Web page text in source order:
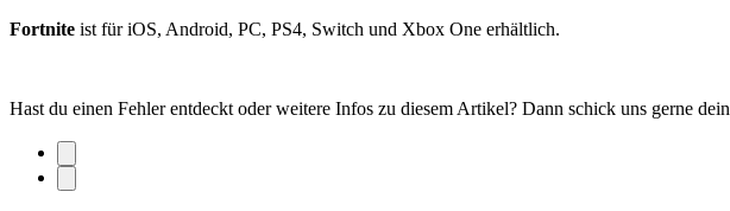
Fortnite ist für iOS, Android, PC, PS4, Switch und Xbox One erhältlich.
Hast du einen Fehler entdeckt oder weitere Infos zu diesem Artikel? Dann schick uns gerne dein